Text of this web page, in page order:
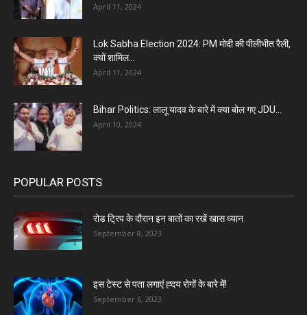
April 11, 2024
Lok Sabha Election 2024: PM मोदी की पीलीभीत रैली,
क्यों शामिल...
April 11, 2024
Bihar Politics: लालू यादव के बारे में क्या बोल गए JDU...
April 10, 2024
POPULAR POSTS
रोड ट्रिप के दौरान इन बातों का रखें खास ध्यान
September 8, 2023
इस टेस्ट से पता लगाएं ह्दय रोगों के बारे में!
September 6, 2023